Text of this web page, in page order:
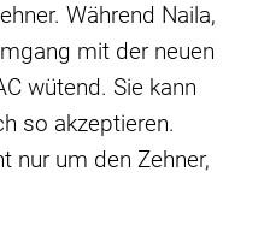
Während Naila,
mit der neuen
wütend. Sie kann
so akzeptieren.
nur um den Zehner,